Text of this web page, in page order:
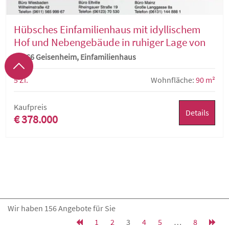
Hübsches Einfamilienhaus mit idyllischem
Hof und Nebengebäude in ruhiger Lage von
Geisenheim
65366 Geisenheim, Einfamilienhaus
5 Zi. Wohnfläche: 90 m²
Kaufpreis
€ 378.000 Details
Wir haben 156 Angebote für Sie
1
2 3 4 5 … 8